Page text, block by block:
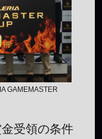
GAMEMASTER
受領の条件